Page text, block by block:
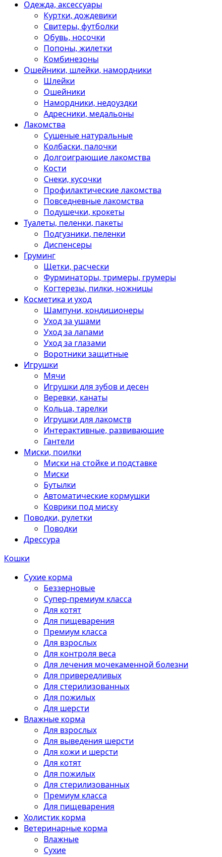
Одежда, аксессуары
Куртки, дождевики
Свитеры, футболки
Обувь, носочки
Попоны, жилетки
Комбинезоны
Ошейники, шлейки, намордники
Шлейки
Ошейники
Намордники, недоуздки
Адресники, медальоны
Лакомства
Сушеные натуральные
Колбаски, палочки
Долгоиграющие лакомства
Кости
Снеки, кусочки
Профилактические лакомства
Повседневные лакомства
Подушечки, крокеты
Туалеты, пеленки, пакеты
Подгузники, пеленки
Диспенсеры
Груминг
Щетки, расчески
Фурминаторы, тримеры, грумеры
Когтерезы, пилки, ножницы
Косметика и уход
Шампуни, кондиционеры
Уход за ушами
Уход за лапами
Уход за глазами
Воротники защитные
Игрушки
Мячи
Игрушки для зубов и десен
Веревки, канаты
Кольца, тарелки
Игрушки для лакомств
Интерактивные, развивающие
Гантели
Миски, поилки
Миски на стойке и подставке
Миски
Бутылки
Автоматические кормушки
Коврики под миску
Поводки, рулетки
Поводки
Дрессура
Кошки
Сухие корма
Беззерновые
Супер-премиум класса
Для котят
Для пищеварения
Премиум класса
Для взрослых
Для контроля веса
Для лечения мочекаменной болезни
Для привередливых
Для стерилизованных
Для пожилых
Для шерсти
Влажные корма
Для взрослых
Для выведения шерсти
Для кожи и шерсти
Для котят
Для пожилых
Для стерилизованных
Премиум класса
Для пищеварения
Холистик корма
Ветеринарные корма
Влажные
Сухие